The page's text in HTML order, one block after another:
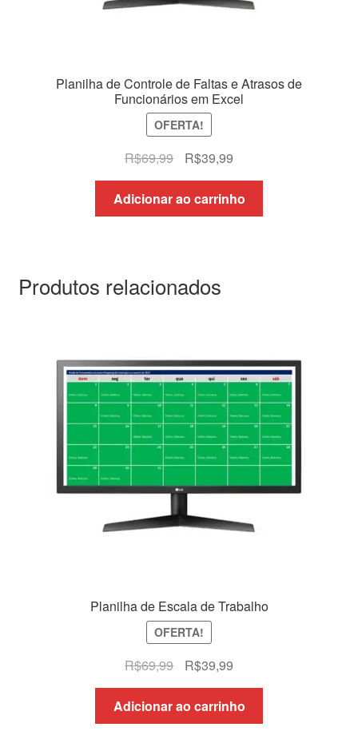
Planilha de Controle de Faltas e Atrasos de
Funcionários em Excel
OFERTA!
R$69,99
O
preço
original
era:
R$39,99O
preço
atual
é:
Adicionar ao carrinho
Produtos relacionados
Planilha de Escala de Trabalho
OFERTA!
R$69,99
O
preço
original
era:
R$39,99O
preço
atual
é:
Adicionar ao carrinho